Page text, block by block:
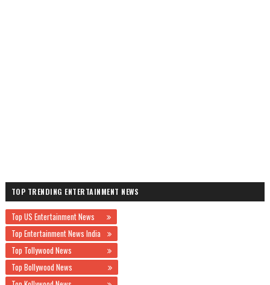
TOP TRENDING ENTERTAINMENT NEWS
Top US Entertainment News
Top Entertainment News India
Top Tollywood News
Top Bollywood News